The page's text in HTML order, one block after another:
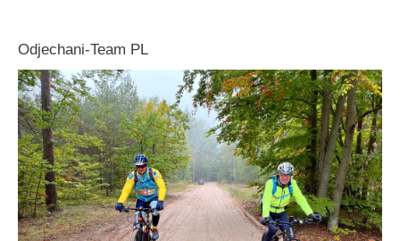
Odjechani-Team PL